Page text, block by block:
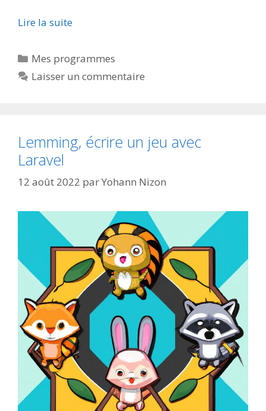
Lire la suite
Catégories
Mes programmes
Laisser un commentaire
Lemming, écrire un jeu avec
Laravel
12 août 2022 parYohann Nizon